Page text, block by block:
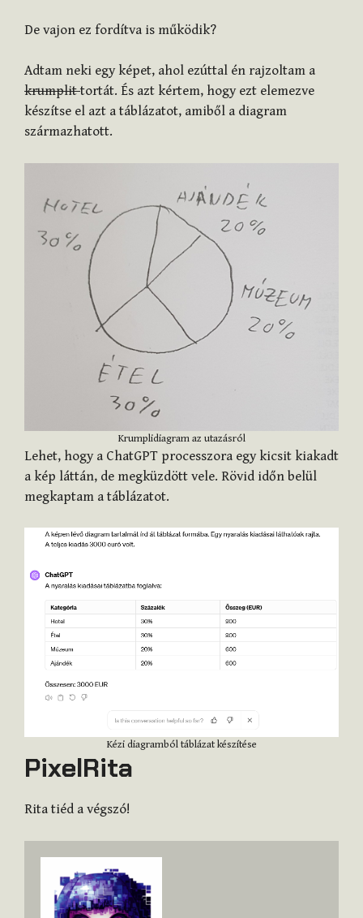
De vajon ez fordítva is működik?
Adtam neki egy képet, ahol ezúttal én rajzoltam a
krumplittortát. És azt kértem, hogy ezt elemezve
készítse el azt a táblázatot, amiből a diagram
származhatott.
Krumplidiagram az utazásról
Lehet, hogy a ChatGPT processzora egy kicsit kiakadt
a kép láttán, de megküzdött vele. Rövid időn belül
megkaptam a táblázatot.
Kézi diagramból táblázat készítése
PixelRita
Rita tiéd a végszó!